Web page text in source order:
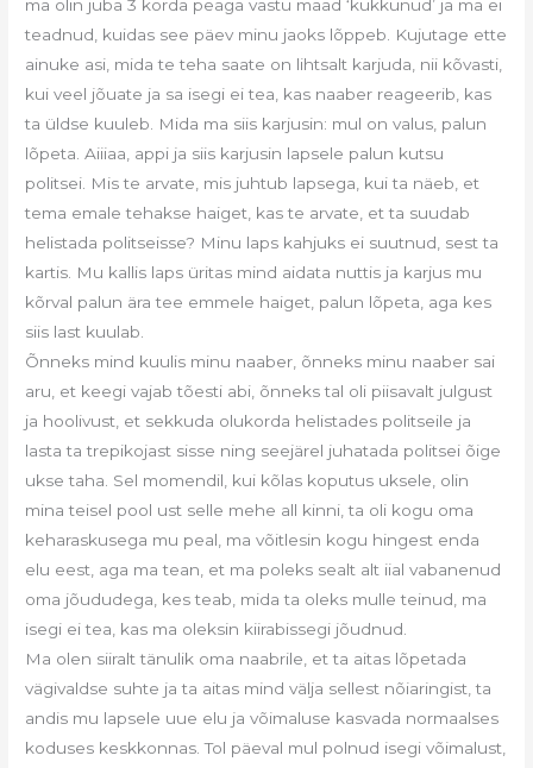
ma olin juba 3 korda peaga vastu maad ‘kukkunud’ ja ma ei
teadnud, kuidas see päev minu jaoks lõppeb. Kujutage ette
ainuke asi, mida te teha saate on lihtsalt karjuda, nii kõvasti,
kui veel jõuate ja sa isegi ei tea, kas naaber reageerib, kas
ta üldse kuuleb. Mida ma siis karjusin: mul on valus, palun
lõpeta. Aiiiaa, appi ja siis karjusin lapsele palun kutsu
politsei. Mis te arvate, mis juhtub lapsega, kui ta näeb, et
tema emale tehakse haiget, kas te arvate, et ta suudab
helistada politseisse? Minu laps kahjuks ei suutnud, sest ta
kartis. Mu kallis laps üritas mind aidata nuttis ja karjus mu
kõrval palun ära tee emmele haiget, palun lõpeta, aga kes
siis last kuulab.
Õnneks mind kuulis minu naaber, õnneks minu naaber sai
aru, et keegi vajab tõesti abi, õnneks tal oli piisavalt julgust
ja hoolivust, et sekkuda olukorda helistades politseile ja
lasta ta trepikojast sisse ning seejärel juhatada politsei õige
ukse taha. Sel momendil, kui kõlas koputus uksele, olin
mina teisel pool ust selle mehe all kinni, ta oli kogu oma
keharaskusega mu peal, ma võitlesin kogu hingest enda
elu eest, aga ma tean, et ma poleks sealt alt iial vabanenud
oma jõududega, kes teab, mida ta oleks mulle teinud, ma
isegi ei tea, kas ma oleksin kiirabissegi jõudnud.
Ma olen siiralt tänulik oma naabrile, et ta aitas lõpetada
vägivaldse suhte ja ta aitas mind välja sellest nõiaringist, ta
andis mu lapsele uue elu ja võimaluse kasvada normaalses
koduses keskkonnas. Tol päeval mul polnud isegi võimalust,